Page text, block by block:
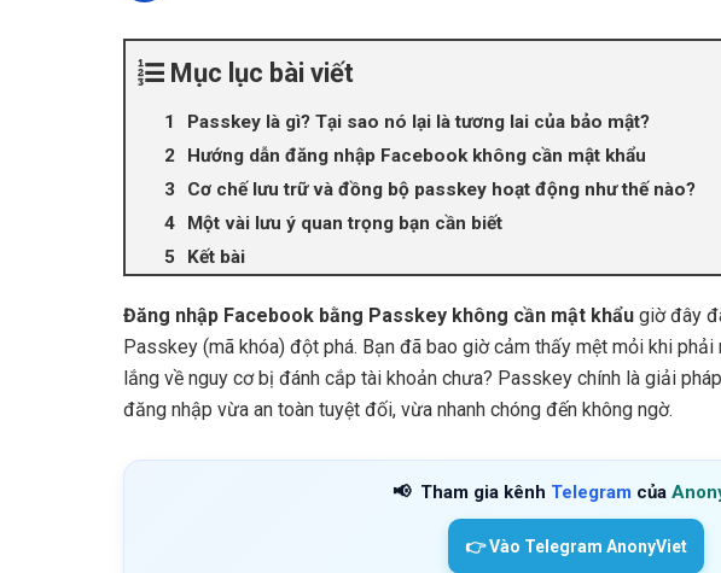
Mục lục bài viết
Passkey là gì? Tại sao nó lại là tương lai của bảo mật?
Hướng dẫn đăng nhập Facebook không cần mật khẩu
Cơ chế lưu trữ và đồng bộ passkey hoạt động như thế nào?
Một vài lưu ý quan trọng bạn cần biết
Kết bài
Đăng nhập Facebook bằng Passkey không cần mật khẩu giờ đây
Passkey (mã khóa) đột phá. Bạn đã bao giờ cảm thấy mệt mỏi khi
lắng về nguy cơ bị đánh cắp tài khoản chưa? Passkey chính là giải
đăng nhập vừa an toàn tuyệt đối, vừa nhanh chóng đến không ngờ.
📢 Tham gia kênh Telegram của
👉 Vào Telegram AnonyViet